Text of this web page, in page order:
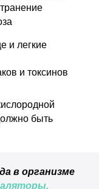
и легкие
и токсинов
быть
в организме